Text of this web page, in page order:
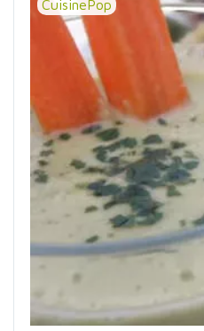
CuisinePop